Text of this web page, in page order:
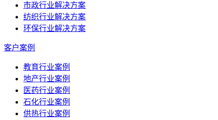
市政行业解决方案
纺织行业解决方案
环保行业解决方案
客户案例
教育行业案例
地产行业案例
医药行业案例
石化行业案例
供热行业案例